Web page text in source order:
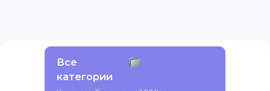
Все
категории